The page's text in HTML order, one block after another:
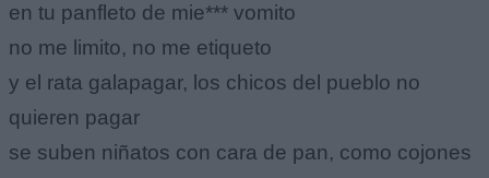
en tu panfleto de mie*** vomito
no me limito, no me etiqueto
y el rata galapagar, los chicos del pueblo no
quieren pagar
se suben niñatos con cara de pan, como cojones